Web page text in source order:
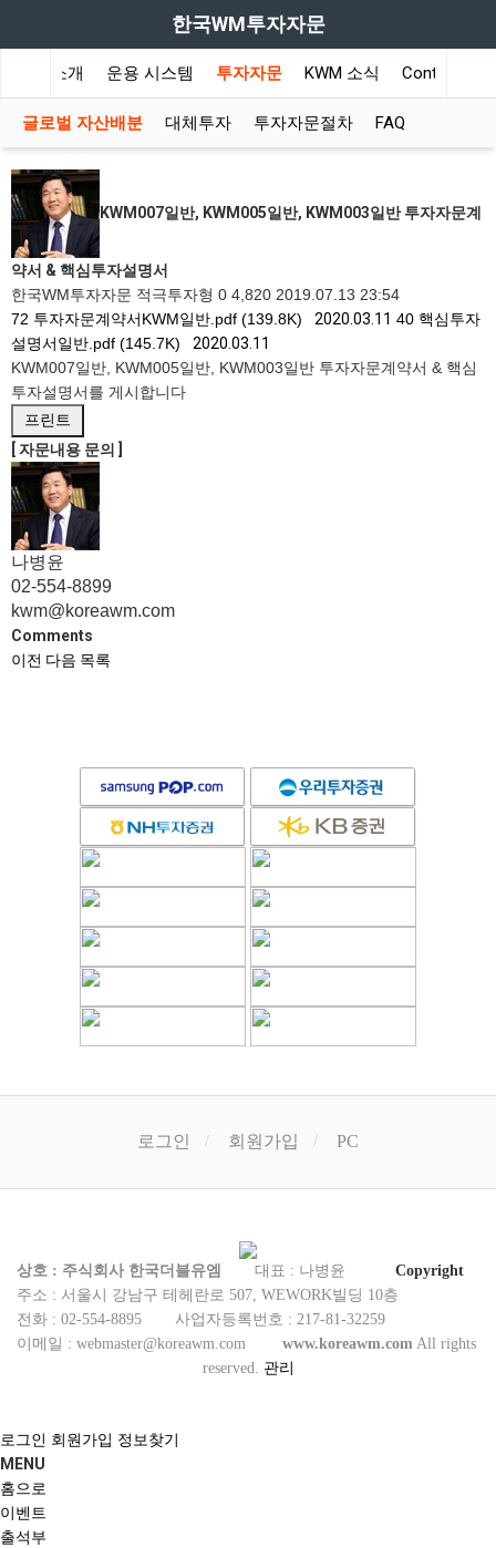
한국WM투자자문
회사소개 운용 시스템 투자자문 KWM 소식 Contact Us
글로벌 자산배분 대체투자 투자자문절차 FAQ
KWM007일반, KWM005일반, KWM003일반 투자자문계
약서 & 핵심투자설명서
한국WM투자자문 적극투자형 0 4,820 2019.07.13 23:54
72 투자자문계약서KWM일반.pdf (139.8K) 2020.03.11 40 핵심투자
설명서일반.pdf (145.7K)
2020.03.11
KWM007일반, KWM005일반, KWM003일반 투자자문계약서 & 핵심
투자설명서를 게시합니다
프린트
[ 자문내용 문의 ]
나병윤
02-554-8899
kwm@koreawm.com
Comments
이전 다음 목록
로그인 회원가입 PC
상호 : 주식회사 한국더블유엠
대표 : 나병윤
주소 : 서울시 강남구 테헤란로 507, WEWORK빌딩 10층
전화 : 02-554-8895
사업자등록번호 : 217-81-32259
이메일 : webmaster@koreawm.com
Copyright
www.koreawm.com All rights
reserved. 관리
로그인 회원가입 정보찾기
MENU
홈으로
이벤트
출석부